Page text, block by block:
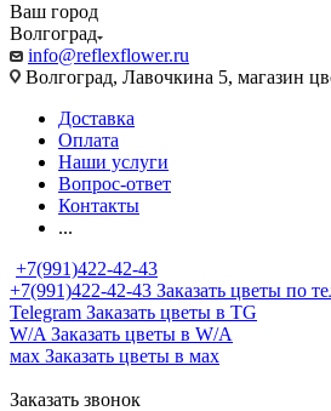
Ваш город
Волгоград
info@reflexflower.ru
Волгоград, Лавочкина 5, магазин
Доставка
Оплата
Наши услуги
Вопрос-ответ
Контакты
...
+7(991)422-42-43
+7(991)422-42-43 Заказать цветы по
Telegram Заказать цветы в TG
W/A Заказать цветы в W/A
мах Заказать цветы в мах
Заказать звонок